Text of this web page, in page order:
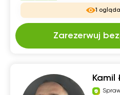
1
Zarezerwuj
Kamil